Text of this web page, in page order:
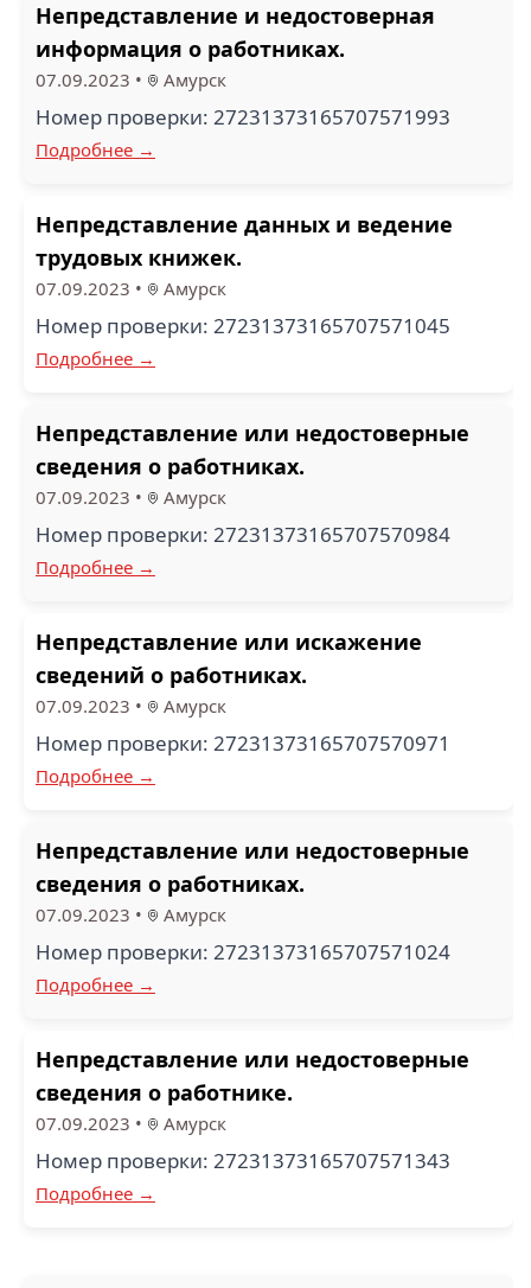
Непредставление и недостоверная
информация о работниках.
07.09.2023 • Амурск
Номер проверки: 27231373165707571993
Подробнее →
Непредставление данных и ведение
трудовых книжек.
07.09.2023 • Амурск
Номер проверки: 27231373165707571045
Подробнее →
Непредставление или недостоверные
сведения о работниках.
07.09.2023 • Амурск
Номер проверки: 27231373165707570984
Подробнее →
Непредставление или искажение
сведений о работниках.
07.09.2023 • Амурск
Номер проверки: 27231373165707570971
Подробнее →
Непредставление или недостоверные
сведения о работниках.
07.09.2023 • Амурск
Номер проверки: 27231373165707571024
Подробнее →
Непредставление или недостоверные
сведения о работнике.
07.09.2023 • Амурск
Номер проверки: 27231373165707571343
Подробнее →